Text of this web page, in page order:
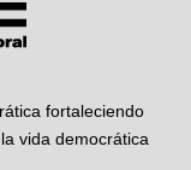
fortaleciendo
vida democrática